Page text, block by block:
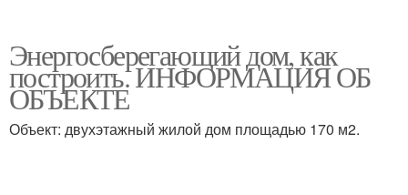
Энергосберегающий дом, как
построить. ИНФОРМАЦИЯ ОБ
ОБЪЕКТЕ
Объект: двухэтажный жилой дом площадью 170 м2.